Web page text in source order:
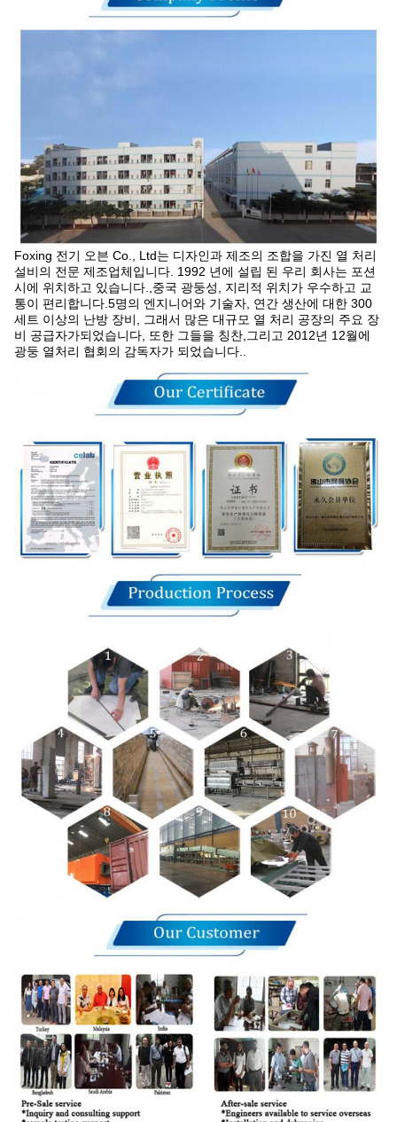
Foxing 전기 오븐 Co., Ltd는 디자인과 제조의 조합을 가진 열 처리
설비의 전문 제조업체입니다. 1992 년에 설립 된 우리 회사는 포션
시에 위치하고 있습니다.,중국 광둥성, 지리적 위치가 우수하고 교
통이 편리합니다.5명의 엔지니어와 기술자, 연간 생산에 대한 300
세트 이상의 난방 장비, 그래서 많은 대규모 열 처리 공장의 주요 장
비 공급자가되었습니다, 또한 그들을 칭찬,그리고 2012년 12월에
광둥 열처리 협회의 감독자가 되었습니다..